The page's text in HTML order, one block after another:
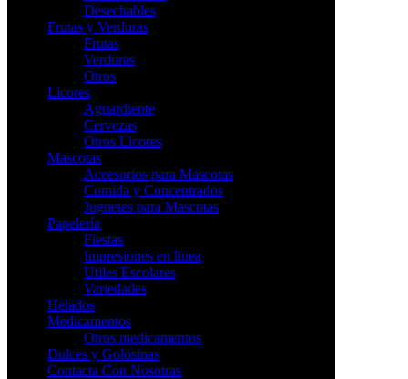
Desechables
Frutas y Verduras
Frutas
Verduras
Otros
Licores
Aguardiente
Cervezas
Otros Licores
Mascotas
Accesorios para Mascotas
Comida y Concentrados
Juguetes para Mascotas
Papelería
Fiestas
Impresiones en linea
Utiles Escolares
Variedades
Helados
Medicamentos
Otros medicamentos
Dulces y Golosinas
Contacta Con Nosotras